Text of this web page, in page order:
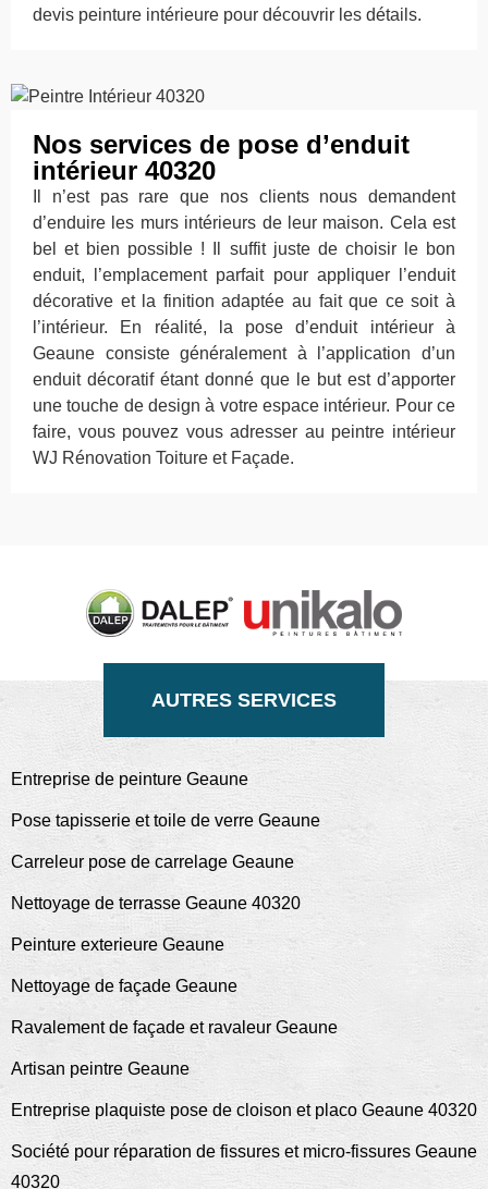
devis peinture intérieure pour découvrir les détails.
Nos services de pose d’enduit
intérieur 40320
Il n’est pas rare que nos clients nous demandent
d’enduire les murs intérieurs de leur maison. Cela est
bel et bien possible ! Il suffit juste de choisir le bon
enduit, l’emplacement parfait pour appliquer l’enduit
décorative et la finition adaptée au fait que ce soit à
l’intérieur. En réalité, la pose d’enduit intérieur à
Geaune consiste généralement à l’application d’un
enduit décoratif étant donné que le but est d’apporter
une touche de design à votre espace intérieur. Pour ce
faire, vous pouvez vous adresser au peintre intérieur
WJ Rénovation Toiture et Façade.
AUTRES SERVICES
Entreprise de peinture Geaune
Pose tapisserie et toile de verre Geaune
Carreleur pose de carrelage Geaune
Nettoyage de terrasse Geaune 40320
Peinture exterieure Geaune
Nettoyage de façade Geaune
Ravalement de façade et ravaleur Geaune
Artisan peintre Geaune
Entreprise plaquiste pose de cloison et placo Geaune 40320
Société pour réparation de fissures et micro-fissures Geaune
40320